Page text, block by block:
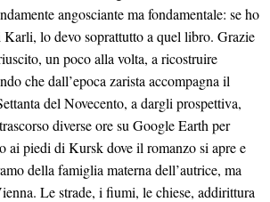
angosciante ma fondamentale: se ho
Karli, lo devo soprattutto a quel libro. Grazie
un poco alla volta, a ricostruire
che dall’epoca zarista accompagna il
del Novecento, a dargli prospettiva,
diverse ore su Google Earth per
piedi di Kursk dove il romanzo si apre e
della famiglia materna dell’autrice, ma
Le strade, i fiumi, le chiese, addirittura